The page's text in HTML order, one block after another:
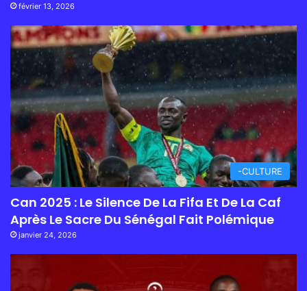
février 13, 2026
-CULTURE
Can 2025 : Le Silence De La Fifa Et De La Caf
Après Le Sacre Du Sénégal Fait Polémique
janvier 24, 2026